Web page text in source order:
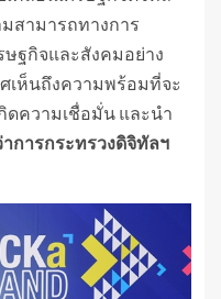
สามารถทางการ
ฐกิจและสังคมอย่าง
เห็นถึงความพร้อมที่จะ
ดความเชื่อมั่น และนำ
การกระทรวงดิจิทัลฯ